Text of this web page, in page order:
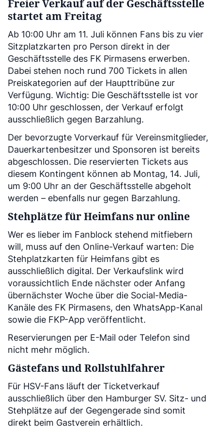
Freier Verkauf auf der Geschäftsstelle
startet am Freitag
Ab 10:00 Uhr am 11. Juli können Fans bis zu vier
Sitzplatzkarten pro Person direkt in der
Geschäftsstelle des FK Pirmasens erwerben.
Dabei stehen noch rund 700 Tickets in allen
Preiskategorien auf der Haupttribüne zur
Verfügung. Wichtig: Die Geschäftsstelle ist vor
10:00 Uhr geschlossen, der Verkauf erfolgt
ausschließlich gegen Barzahlung.
Der bevorzugte Vorverkauf für Vereinsmitglieder,
Dauerkartenbesitzer und Sponsoren ist bereits
abgeschlossen. Die reservierten Tickets aus
diesem Kontingent können ab Montag, 14. Juli,
um 9:00 Uhr an der Geschäftsstelle abgeholt
werden – ebenfalls nur gegen Barzahlung.
Stehplätze für Heimfans nur online
Wer es lieber im Fanblock stehend mitfiebern
will, muss auf den Online-Verkauf warten: Die
Stehplatzkarten für Heimfans gibt es
ausschließlich digital. Der Verkaufslink wird
voraussichtlich Ende nächster oder Anfang
übernächster Woche über die Social-Media-
Kanäle des FK Pirmasens, den WhatsApp-Kanal
sowie die FKP-App veröffentlicht.
Reservierungen per E-Mail oder Telefon sind
nicht mehr möglich.
Gästefans und Rollstuhlfahrer
Für HSV-Fans läuft der Ticketverkauf
ausschließlich über den Hamburger SV. Sitz- und
Stehplätze auf der Gegengerade sind somit
direkt beim Gastverein erhältlich.